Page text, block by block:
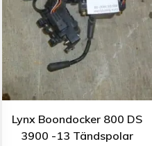
Lynx Boondocker 800 DS
3900 -13 Tändspolar